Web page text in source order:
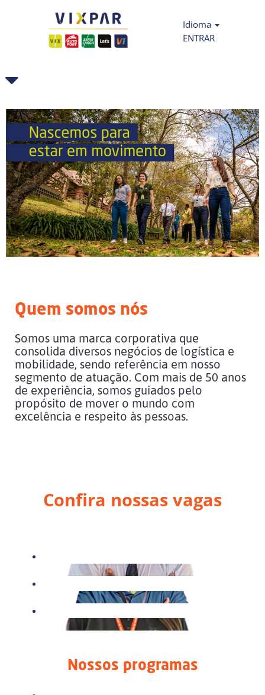
Idioma
ENTRAR
Quem somos nós
Somos uma marca corporativa que
consolida diversos negócios de logística e
mobilidade, sendo referência em nosso
segmento de atuação. Com mais de 50 anos
de experiência, somos guiados pelo
propósito de mover o mundo com
excelência e respeito às pessoas.
Confira nossas vagas
Nossos programas